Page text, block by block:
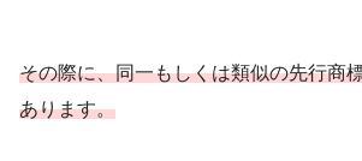
その際に、同一もしくは類似の先行商
あります。